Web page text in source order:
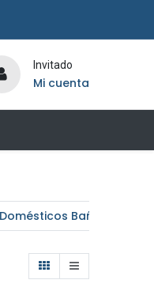
Invitado
Mi cuenta
Baño